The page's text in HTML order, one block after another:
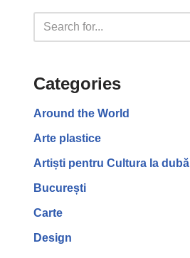
Categories
Around the World
Arte plastice
Artiști pentru Cultura la dubă
București
Carte
Design